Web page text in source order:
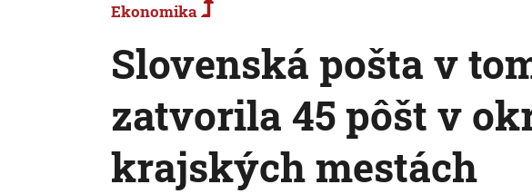
Ekonomika
Slovenská pošta v
zatvorila 45 pôšt v
krajských mestách